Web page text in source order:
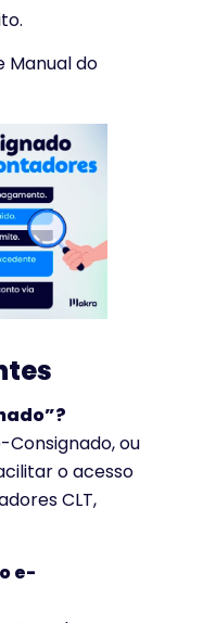
Manual do
Consignado, ou
o acesso
CLT,
e-